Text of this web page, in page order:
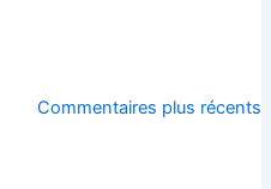
Commentaires plus récents